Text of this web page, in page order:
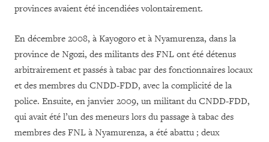
provinces avaient été incendiées volontairement.
En décembre 2008, à Kayogoro et à Nyamurenza, dans la
province de Ngozi, des militants des FNL ont été détenus
arbitrairement et passés à tabac par des fonctionnaires locaux
et des membres du CNDD-FDD, avec la complicité de la
police. Ensuite, en janvier 2009, un militant du CNDD-FDD,
qui avait été l’un des meneurs lors du passage à tabac des
membres des FNL à Nyamurenza, a été abattu ; deux